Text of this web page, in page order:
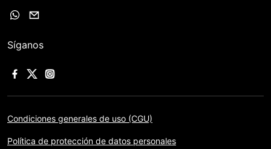
Síganos
Condiciones generales de uso (CGU)
Política de protección de datos personales